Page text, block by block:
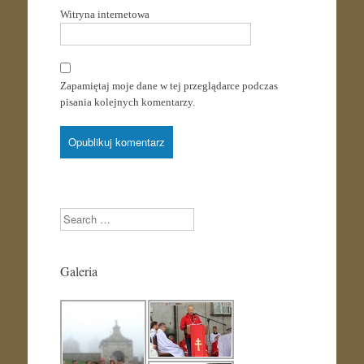
Witryna internetowa
Zapamiętaj moje dane w tej przeglądarce podczas
pisania kolejnych komentarzy.
Search
Galeria